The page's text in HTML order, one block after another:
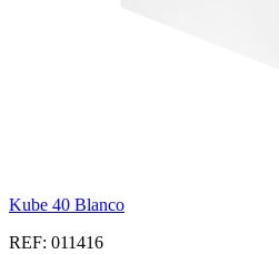
Kube 40 Blanco
REF: 011416